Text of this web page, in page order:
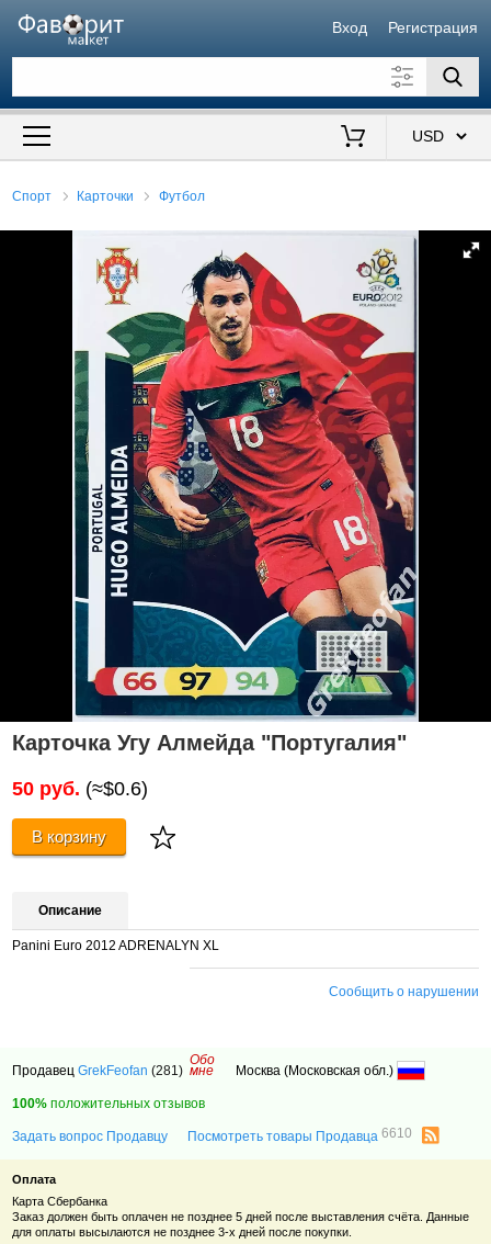
Вход Регистрация
Искать также в описании
Спорт Карточки Футбол
Карточка Угу Алмейда "Португалия"
50 руб. (≈$0.6)
В корзину
Описание
Panini Euro 2012 ADRENALYN XL
Сообщить о нарушении
ПродавецGrekFeofan (281)
Обо
мне Москва (Московская обл.)
100% положительных отзывов
Задать вопрос Продавцу Посмотреть товары Продавца6610
Оплата
Карта Сбербанка
Заказ должен быть оплачен не позднее 5 дней после выставления счёта. Данные
для оплаты высылаются не позднее 3-х дней после покупки.